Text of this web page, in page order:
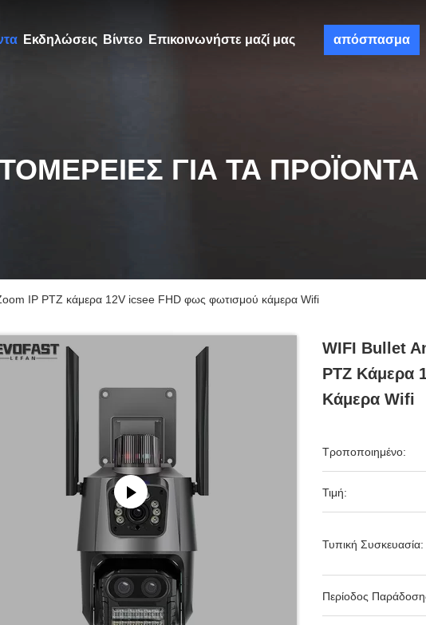
Εκδηλώσεις Βίντεο Επικοινωνήστε μαζί μας απόσπασμα
ΓΙΑ ΤΑ ΠΡΟΪΌΝΤΑ
IP PTZ κάμερα 12V icsee FHD φως φωτισμού κάμερα Wifi
WIFI Bullet
PTZ Κάμερα
Κάμερα Wifi
Τροποποιημένο:
Τιμή:
Τυπική Συσκευασία:
Περίοδος